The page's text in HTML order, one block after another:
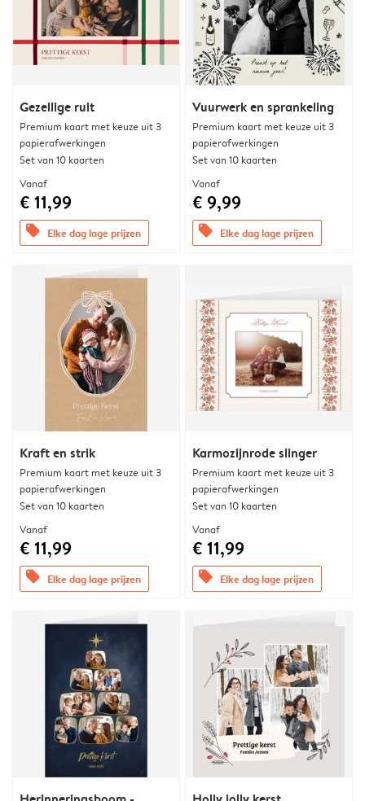
Gezellige ruit
Premium kaart met keuze uit 3
papierafwerkingen
Set van 10 kaarten
Vanaf
€ 11,99
offers Elke dag lage prijzen
Vuurwerk en sprankeling
Premium kaart met keuze uit 3
papierafwerkingen
Set van 10 kaarten
Vanaf
€ 9,99
offers Elke dag lage prijzen
Kraft en strik
Premium kaart met keuze uit 3
papierafwerkingen
Set van 10 kaarten
Vanaf
€ 11,99
offers Elke dag lage prijzen
Karmozijnrode slinger
Premium kaart met keuze uit 3
papierafwerkingen
Set van 10 kaarten
Vanaf
€ 11,99
offers Elke dag lage prijzen